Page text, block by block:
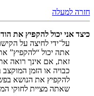
חזרה למעלה
כיצד אני יכול להקפיץ את
על־ידי לחיצה על
אתה יכול “להקפיץ”
זאת, אם אינך רואה
כבויה או הזמן המוקצב
להקפיץ את הנושא
שאתה מציית לחוקי